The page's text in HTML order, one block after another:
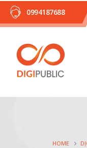
0994187688
HOME